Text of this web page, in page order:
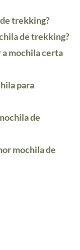
trekking?
de trekking?
a mochila certa
para
de
mochila de